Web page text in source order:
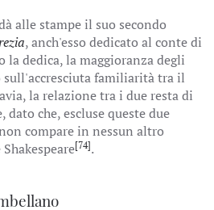
alle stampe il suo secondo
, anch'esso dedicato al conte di
la dedica, la maggioranza degli
sull'accresciuta familiarità tra il
la relazione tra i due resta di
che, escluse queste due
compare in nessun altro
[74].